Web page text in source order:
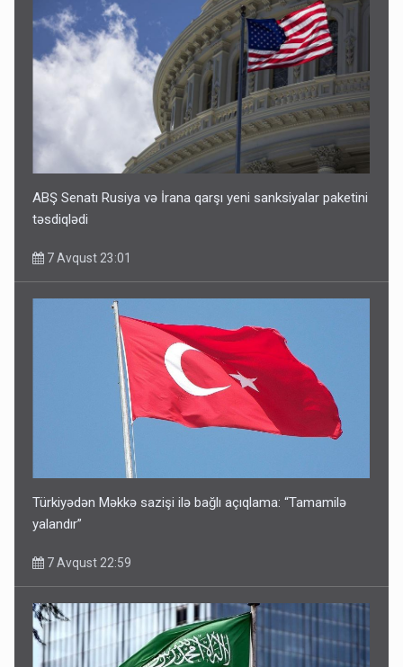
ABŞ Senatı Rusiya və İrana qarşı yeni sanksiyalar paketini
təsdiqlədi
7 Avqust 23:01
Türkiyədən Məkkə sazişi ilə bağlı açıqlama: “Tamamilə
yalandır”
7 Avqust 22:59